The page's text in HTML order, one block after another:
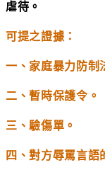
虐待。
可提之證據：
一、家庭暴力防制
二、暫時保護令。
三、驗傷單。
四、對方辱罵言語